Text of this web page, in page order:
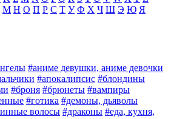
М Н О П Р С Т У Ф Х Ч Ш Э Ю Я
#аниме девушки, аниме девочки
#апокалипсис #блондины
#броня #брюнеты #вампиры
#готика #демоны, дьяволы
волосы #драконы #еда, кухня,